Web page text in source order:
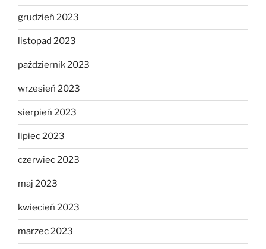
grudzień 2023
listopad 2023
październik 2023
wrzesień 2023
sierpień 2023
lipiec 2023
czerwiec 2023
maj 2023
kwiecień 2023
marzec 2023